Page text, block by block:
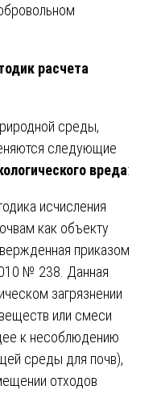
расчета
среды,
следующие
вреда:
исчисления
как объекту
приказом
№ 238. Данная
загрязнении
или смеси
к несоблюдению
среды для почв),
отходов